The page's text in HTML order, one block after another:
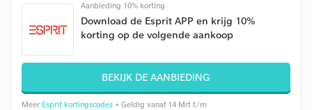
Aanbieding 10% korting
Download de Esprit APP en krijg 10%
korting op de volgende aankoop
BEKIJK DE AANBIEDING
Meer Esprit kortingscodes • Geldig vanaf 14 Mrt t/m